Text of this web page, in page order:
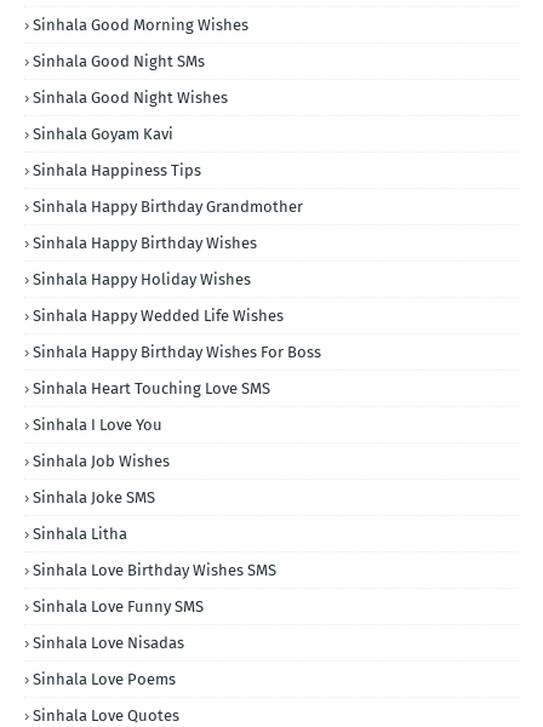
Sinhala Good Morning Wishes
Sinhala Good Night SMs
Sinhala Good Night Wishes
Sinhala Goyam Kavi
Sinhala Happiness Tips
Sinhala Happy Birthday Grandmother
Sinhala Happy Birthday Wishes
Sinhala Happy Holiday Wishes
Sinhala Happy Wedded Life Wishes
Sinhala Happy Birthday Wishes For Boss
Sinhala Heart Touching Love SMS
Sinhala I Love You
Sinhala Job Wishes
Sinhala Joke SMS
Sinhala Litha
Sinhala Love Birthday Wishes SMS
Sinhala Love Funny SMS
Sinhala Love Nisadas
Sinhala Love Poems
Sinhala Love Quotes